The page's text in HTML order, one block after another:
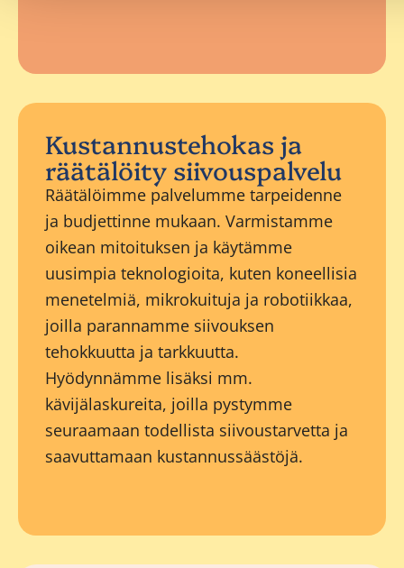
Kustannustehokas ja
räätälöity siivouspalvelu
Räätälöimme palvelumme tarpeidenne
ja budjettinne mukaan. Varmistamme
oikean mitoituksen ja käytämme
uusimpia teknologioita, kuten koneellisia
menetelmiä, mikrokuituja ja robotiikkaa,
joilla parannamme siivouksen
tehokkuutta ja tarkkuutta.
Hyödynnämme lisäksi mm.
kävijälaskureita, joilla pystymme
seuraamaan todellista siivoustarvetta ja
saavuttamaan kustannussäästöjä.